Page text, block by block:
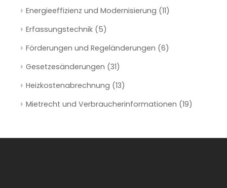
Energieeffizienz und Modernisierung (11)
Erfassungstechnik (5)
Förderungen und Regeländerungen (6)
Gesetzesänderungen (31)
Heizkostenabrechnung (13)
Mietrecht und Verbraucherinformationen (19)